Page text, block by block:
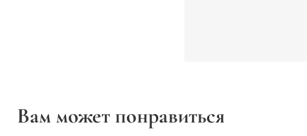
Вам может понравиться